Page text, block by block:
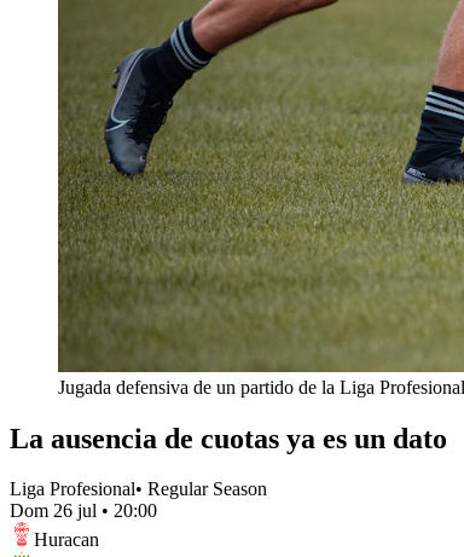
Jugada defensiva de un partido de la Liga Profesional
La ausencia de cuotas ya es un dato
Liga Profesional• Regular Season
Dom 26 jul • 20:00
Huracan